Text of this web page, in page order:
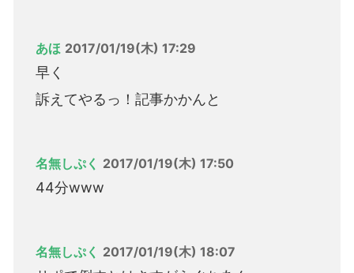
あほ 2017/01/19(木) 17:29
早く
訴えてやるっ！記事かかんと
名無しぷく 2017/01/19(木) 17:50
44分www
名無しぷく 2017/01/19(木) 18:07